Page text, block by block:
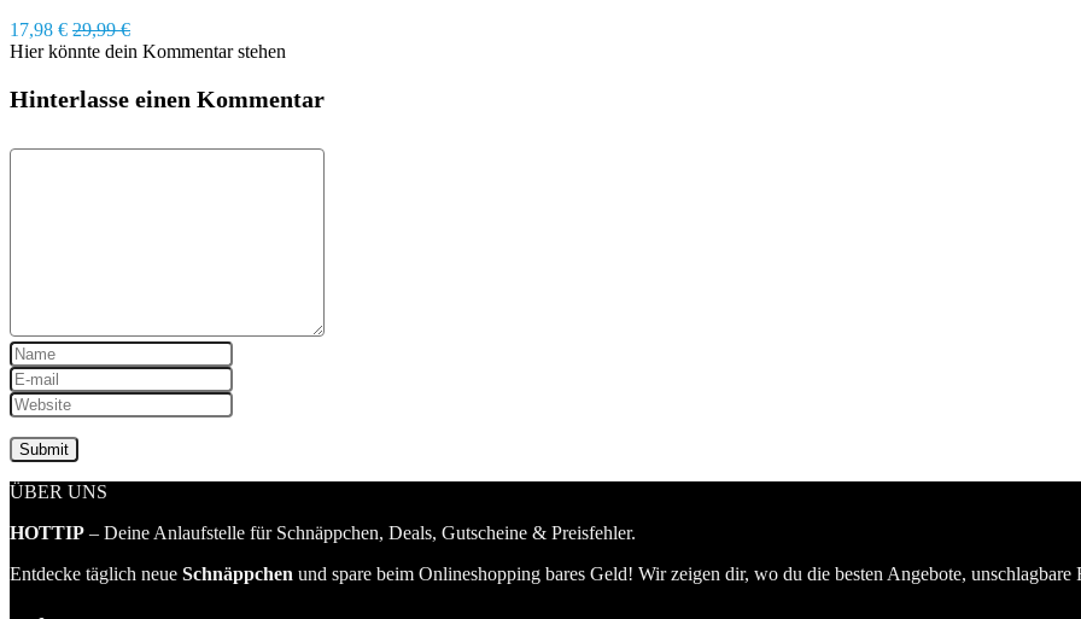
17,98 € 29,99 €
Hier könnte dein Kommentar stehen
Hinterlasse einen Kommentar
ÜBER UNS
HOTTIP – Deine Anlaufstelle für Schnäppchen, Deals, Gutscheine & Preisfehler.
Entdecke täglich neue Schnäppchen und spare beim Onlineshopping bares Geld! Wir zeigen dir, wo du die besten Angebote, unschlagbare